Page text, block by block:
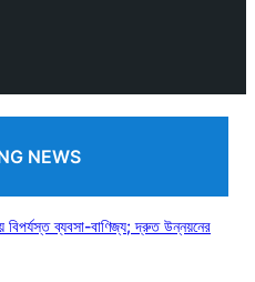
NEWS
বিপর্যস্ত ব্যবসা-বাণিজ্য; দ্রুত উন্নয়নের